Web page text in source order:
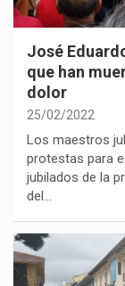
José
que han
dolor
25/02/2022
Los maestros
protestas para
jubilados de la
del…